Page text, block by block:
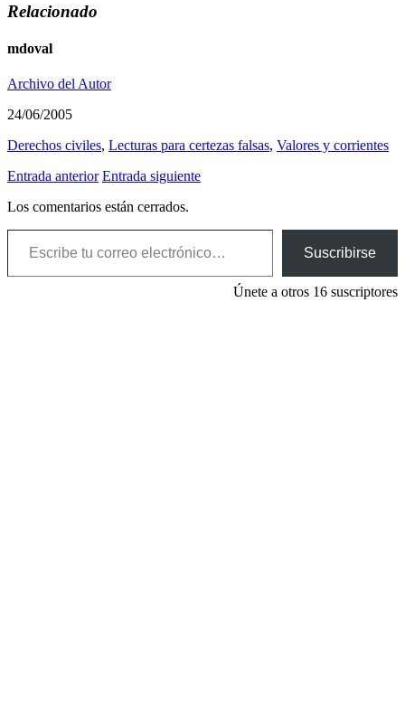
Relacionado
mdoval
Archivo del Autor
24/06/2005
Derechos civiles, Lecturas para certezas falsas, Valores y corrientes
Entrada anterior Entrada siguiente
Los comentarios están cerrados.
Escribe tu correo electrónico…
Suscribirse
Únete a otros 16 suscriptores